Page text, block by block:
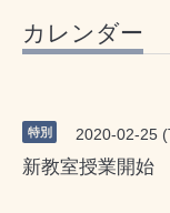
カレンダー
特別 2020-02-25
新教室授業開始